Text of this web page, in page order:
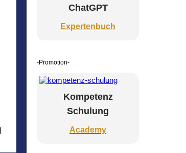
ChatGPT
Expertenbuch
-Promotion-
Kompetenz
Schulung
Academy